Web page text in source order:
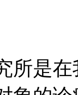
所是